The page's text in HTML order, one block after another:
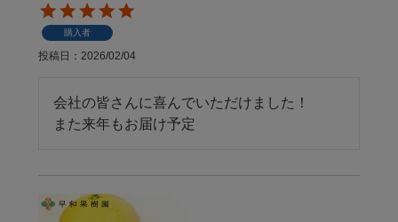
購入者
投稿日 2026/02/04
会社の皆さんに喜んでいただけました！
また来年もお届け予定